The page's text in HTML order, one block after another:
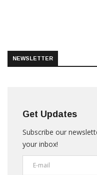
NEWSLETTER
Get Updates
Subscribe our
your inbox!